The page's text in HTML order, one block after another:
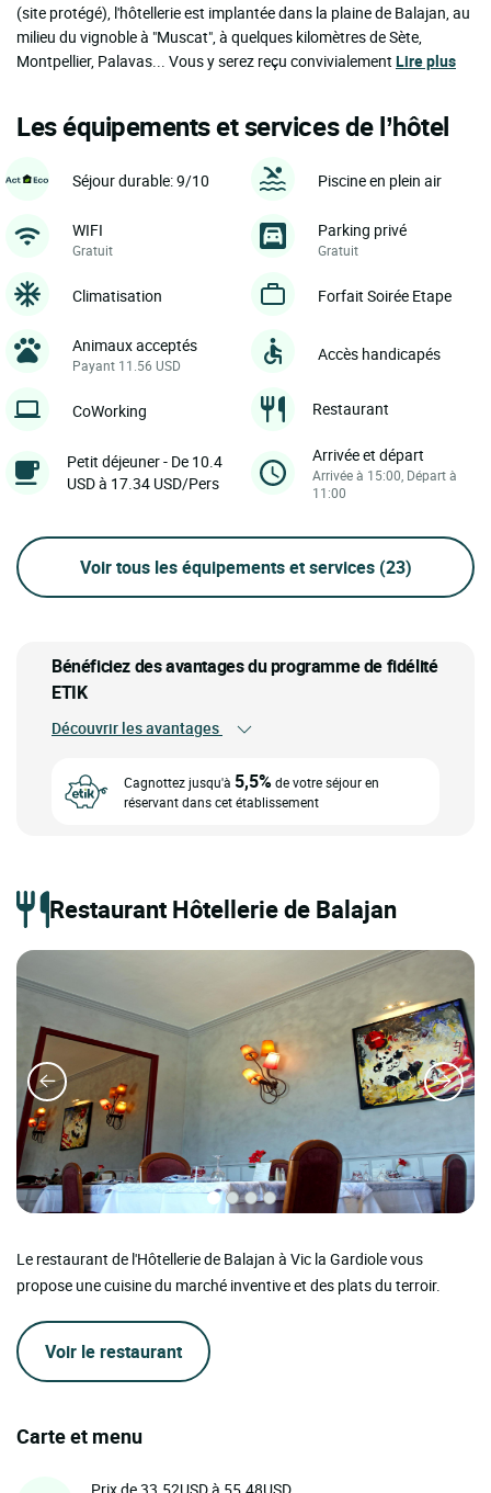
(site protégé), l'hôtellerie est implantée dans la plaine de Balajan, au
milieu du vignoble à "Muscat", à quelques kilomètres de Sète,
Montpellier, Palavas... Vous y serez reçu convivialement Lire plus
Les équipements et services de l’hôtel
Séjour durable: 9/10 Piscine en plein air
WIFI
Gratuit
Parking privé
Gratuit
Climatisation Forfait Soirée Etape
Animaux acceptés
Payant 11.56 USD
Accès handicapés
CoWorking Restaurant
Petit déjeuner - De 10.4
USD à 17.34 USD/Pers
Arrivée et départ
Arrivée à 15:00, Départ à
11:00
Voir tous les équipements et services (23)
Bénéficiez des avantages du programme de fidélité
ETIK
Découvrir les avantages
Cagnottez jusqu'à 5,5%de votre séjour en
réservant dans cet établissement
Restaurant Hôtellerie de Balajan
Le restaurant de l'Hôtellerie de Balajan à Vic la Gardiole vous
propose une cuisine du marché inventive et des plats du terroir.
Voir le restaurant
Carte et menu
Prix de 33.52USD à 55.48USD